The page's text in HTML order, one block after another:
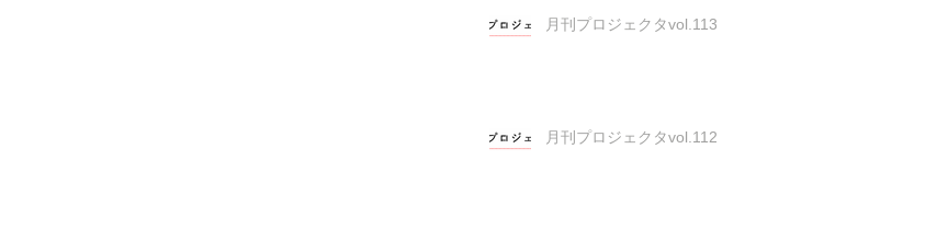
月刊プロジェクタvol.113
月刊プロジェクタvol.112